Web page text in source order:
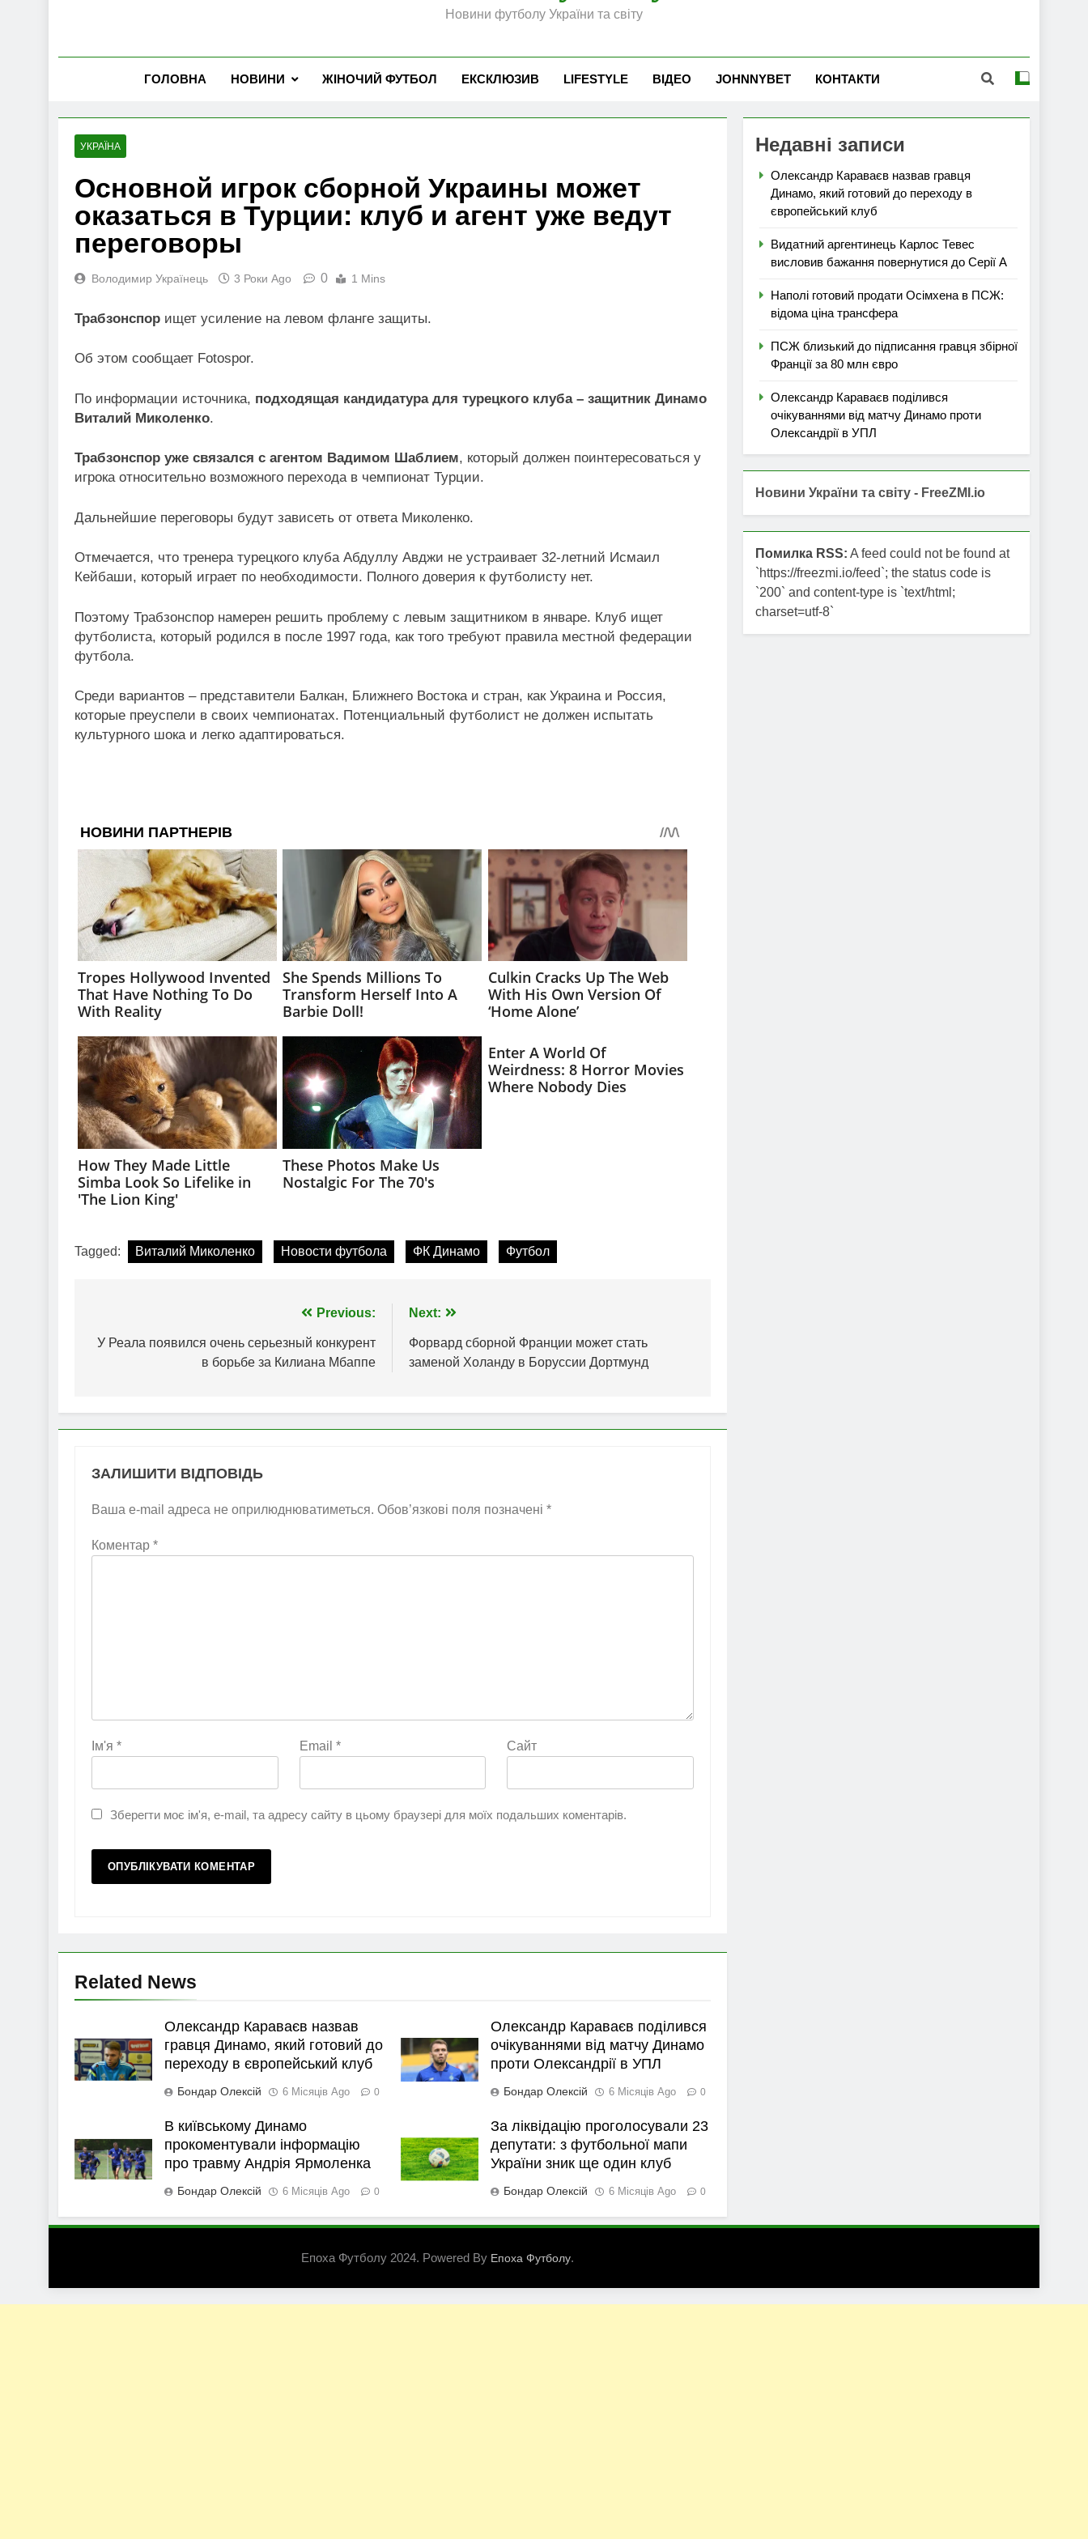
Новини футболу України та світу
ГОЛОВНА НОВИНИ ЖІНОЧИЙ ФУТБОЛ ЕКСКЛЮЗИВ LIFESTYLE ВІДЕО JOHNNYBET КОНТАКТИ
УКРАЇНА
Основной игрок сборной Украины может
оказаться в Турции: клуб и агент уже ведут
переговоры
Володимир Українець 3 Роки Ago 0 1 Mins
Трабзонспор ищет усиление на левом фланге защиты.
Об этом сообщает Fotospor.
По информации источника, подходящая кандидатура для турецкого клуба – защитник Динамо
Виталий Миколенко.
Трабзонспор уже связался с агентом Вадимом Шаблием, который должен поинтересоваться у
игрока относительно возможного перехода в чемпионат Турции.
Дальнейшие переговоры будут зависеть от ответа Миколенко.
Отмечается, что тренера турецкого клуба Абдуллу Авджи не устраивает 32-летний Исмаил
Кейбаши, который играет по необходимости. Полного доверия к футболисту нет.
Поэтому Трабзонспор намерен решить проблему с левым защитником в январе. Клуб ищет
футболиста, который родился в после 1997 года, как того требуют правила местной федерации
футбола.
Среди вариантов – представители Балкан, Ближнего Востока и стран, как Украина и Россия,
которые преуспели в своих чемпионатах. Потенциальный футболист не должен испытать
культурного шока и легко адаптироваться.
Tagged: Виталий Миколенко Новости футбола ФК Динамо Футбол
записів
Previous:
У Реала появился очень серьезный конкурент
в борьбе за Килиана Мбаппе
Next:
Форвард сборной Франции может стать
заменой Холанду в Боруссии Дортмунд
ЗАЛИШИТИ ВІДПОВІДЬ
Ваша e-mail адреса не оприлюднюватиметься. Обов’язкові поля позначені *
Коментар *
Ім'я * Email * Сайт
Зберегти моє ім'я, e-mail, та адресу сайту в цьому браузері для моїх подальших коментарів.
Related News
Олександр Караваєв назвав
гравця Динамо, який готовий до
переходу в європейський клуб
Бондар Олексій 6 Місяців Ago 0
Олександр Караваєв поділився
очікуваннями від матчу Динамо
проти Олександрії в УПЛ
Бондар Олексій 6 Місяців Ago 0
В київському Динамо
прокоментували інформацію
про травму Андрія Ярмоленка
Бондар Олексій 6 Місяців Ago 0
За ліквідацію проголосували 23
депутати: з футбольної мапи
України зник ще один клуб
Бондар Олексій 6 Місяців Ago 0
Недавні записи
Олександр Караваєв назвав гравця
Динамо, який готовий до переходу в
європейський клуб
Видатний аргентинець Карлос Тевес
висловив бажання повернутися до Серії А
Наполі готовий продати Осімхена в ПСЖ:
відома ціна трансфера
ПСЖ близький до підписання гравця збірної
Франції за 80 млн євро
Олександр Караваєв поділився
очікуваннями від матчу Динамо проти
Олександрії в УПЛ
Новини України та світу - FreeZMI.io
Помилка RSS: A feed could not be found at
`https://freezmi.io/feed`; the status code is
`200` and content-type is `text/html;
charset=utf-8`
Епоха Футболу 2024. Powered By Епоха Футболу.